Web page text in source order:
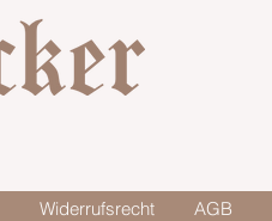
Widerrufsrecht AGB